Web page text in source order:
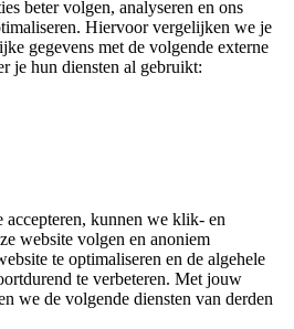
beter volgen, analyseren en ons
Hiervoor vergelijken we je
gegevens met de volgende externe
je hun diensten al gebruikt:
accepteren, kunnen we klik- en
website volgen en anoniem
te optimaliseren en de algehele
te verbeteren. Met jouw
we de volgende diensten van derden